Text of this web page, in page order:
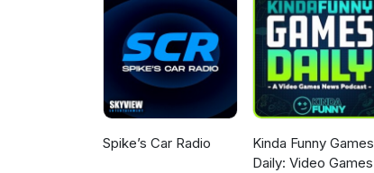
Spike’s Car Radio
Kinda Funny Games
Daily: Video Games